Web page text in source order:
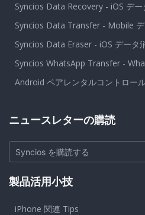
Syncios Data Recovery - iOS デー
Syncios Data Transfer - Mobile
Syncios Data Eraser - iOS データ
Syncios WhatsApp Transfer -
Android ペアレンタルコントロー
ニュースレターの購読
Syncios を購読する
製品活用小技
iPhone 関連 Tips